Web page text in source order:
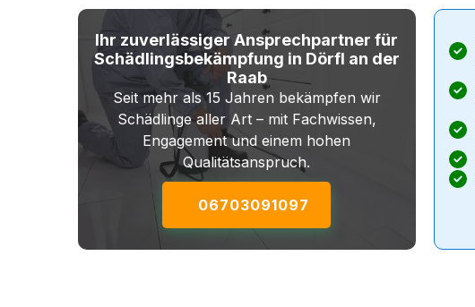
Ihr zuverlässiger Ansprechpartner für
Schädlingsbekämpfung in Dörfl an der
Raab
Seit mehr als 15 Jahren bekämpfen wir
Schädlinge aller Art – mit Fachwissen,
Engagement und einem hohen
Qualitätsanspruch.
06703091097